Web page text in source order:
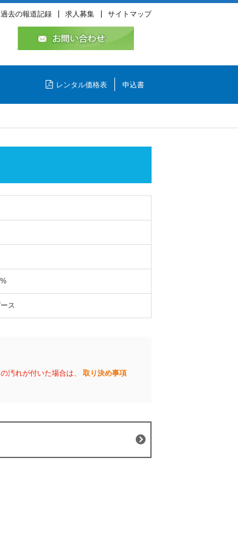
過去の報道記録 求人募集 サイトマップ
レンタル価格表 申込書
ス
汚れが付いた場合は、 取り決め事項